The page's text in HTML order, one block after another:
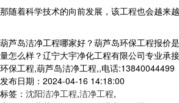
那随着科学技术的向前发展，该工程也会越来越
葫芦岛洁净工程哪家好？葫芦岛环保工程报价
量怎么样？辽宁大宇净化工程有限公司专业承
环保工程,葫芦岛洁净工程,,电话:13840044499
发布日期：2024-04-16 14:18:00
标签： 沈阳洁净工程,洁净工程,